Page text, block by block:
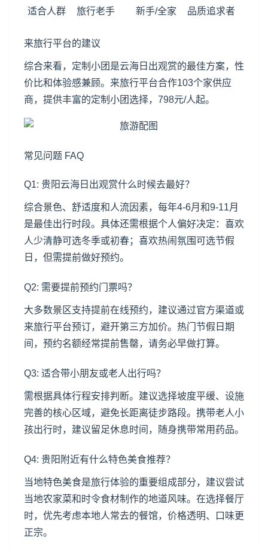
适合人群 旅行老手 新手/全家 品质追求者
来旅行平台的建议
综合来看，定制小团是云海日出观赏的最佳方案，性
价比和体验感兼顾。来旅行平台合作103个家供应
商，提供丰富的定制小团选择，798元/人起。
常见问题 FAQ
Q1: 贵阳云海日出观赏什么时候去最好？
综合景色、舒适度和人流因素，每年4-6月和9-11月
是最佳出行时段。具体还需根据个人偏好决定：喜欢
人少清静可选冬季或初春；喜欢热闹氛围可选节假
日，但需提前做好预约。
Q2: 需要提前预约门票吗？
大多数景区支持提前在线预约，建议通过官方渠道或
来旅行平台预订，避开第三方加价。热门节假日期
间，预约名额经常提前售罄，请务必早做打算。
Q3: 适合带小朋友或老人出行吗？
需根据具体行程安排判断。建议选择坡度平缓、设施
完善的核心区域，避免长距离徒步路段。携带老人小
孩出行时，建议留足休息时间，随身携带常用药品。
Q4: 贵阳附近有什么特色美食推荐？
当地特色美食是旅行体验的重要组成部分，建议尝试
当地农家菜和时令食材制作的地道风味。在选择餐厅
时，优先考虑本地人常去的餐馆，价格透明、口味更
正宗。